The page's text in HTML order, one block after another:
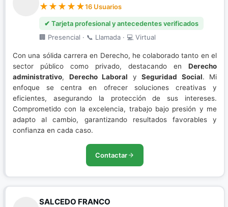
16 Usuarios
✔ Tarjeta profesional y antecedentes verificados
🏢 Presencial · 📞 Llamada · 💻 Virtual
Con una sólida carrera en Derecho, he colaborado tanto en el
sector público como privado, destacando en Derecho
administrativo, Derecho Laboral y Seguridad Social. Mi
enfoque se centra en ofrecer soluciones creativas y
eficientes, asegurando la protección de sus intereses.
Comprometido con la excelencia, trabajo bajo presión y me
adapto al cambio, garantizando resultados favorables y
confianza en cada caso.
Contactar
SALCEDO FRANCO